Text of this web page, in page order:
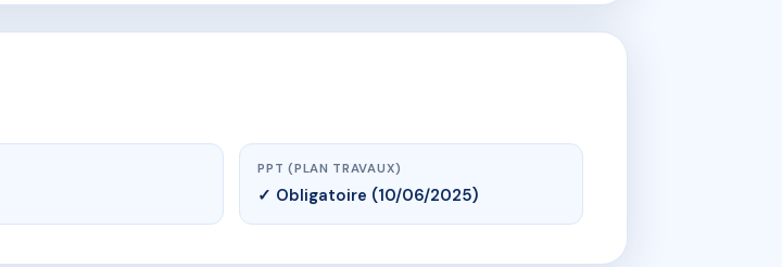
PPT (PLAN TRAVAUX)
✓ Obligatoire (10/06/2025)